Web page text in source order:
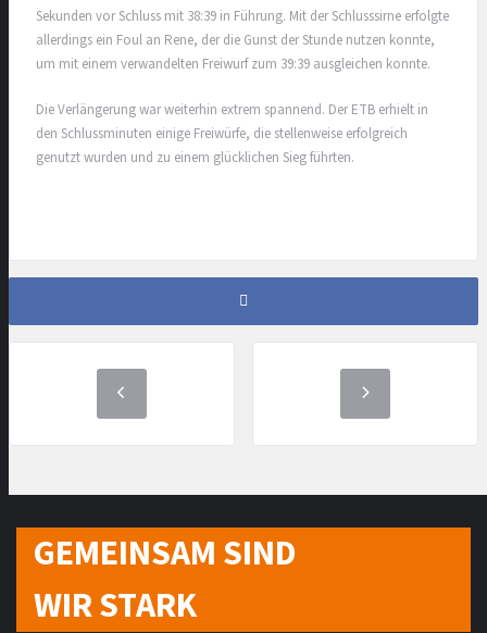
Sekunden vor Schluss mit 38:39 in Führung. Mit der Schlusssirne erfolgte
allerdings ein Foul an Rene, der die Gunst der Stunde nutzen konnte,
um mit einem verwandelten Freiwurf zum 39:39 ausgleichen konnte.
Die Verlängerung war weiterhin extrem spannend. Der ETB erhielt in
den Schlussminuten einige Freiwürfe, die stellenweise erfolgreich
genutzt wurden und zu einem glücklichen Sieg führten.
GEMEINSAM SIND
WIR STARK